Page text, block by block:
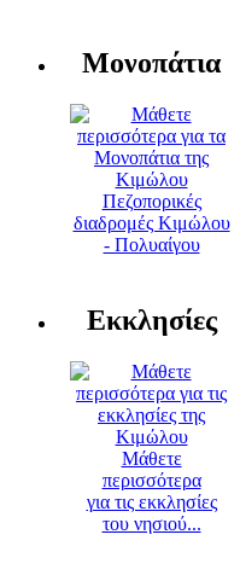
Μονοπάτια
Πεζοπορικές
διαδρομές Κιμώλου
- Πολυαίγου
Εκκλησίες
Μάθετε
περισσότερα
για τις εκκλησίες
του νησιού...